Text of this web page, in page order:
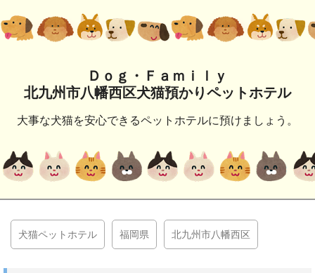
Ｄｏｇ・Ｆａｍｉｌｙ
北九州市八幡西区犬猫預かりペットホテル
大事な犬猫を安心できるペットホテルに預けましょう。
犬猫ペットホテル 福岡県 北九州市八幡西区